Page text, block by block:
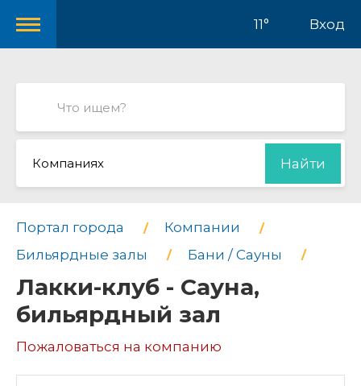
11° Вход
Компаниях Найти
Портал города
Компании
Бильярдные залы
Бани / Сауны
Лакки-клуб - Сауна,
бильярдный зал
Пожаловаться на компанию